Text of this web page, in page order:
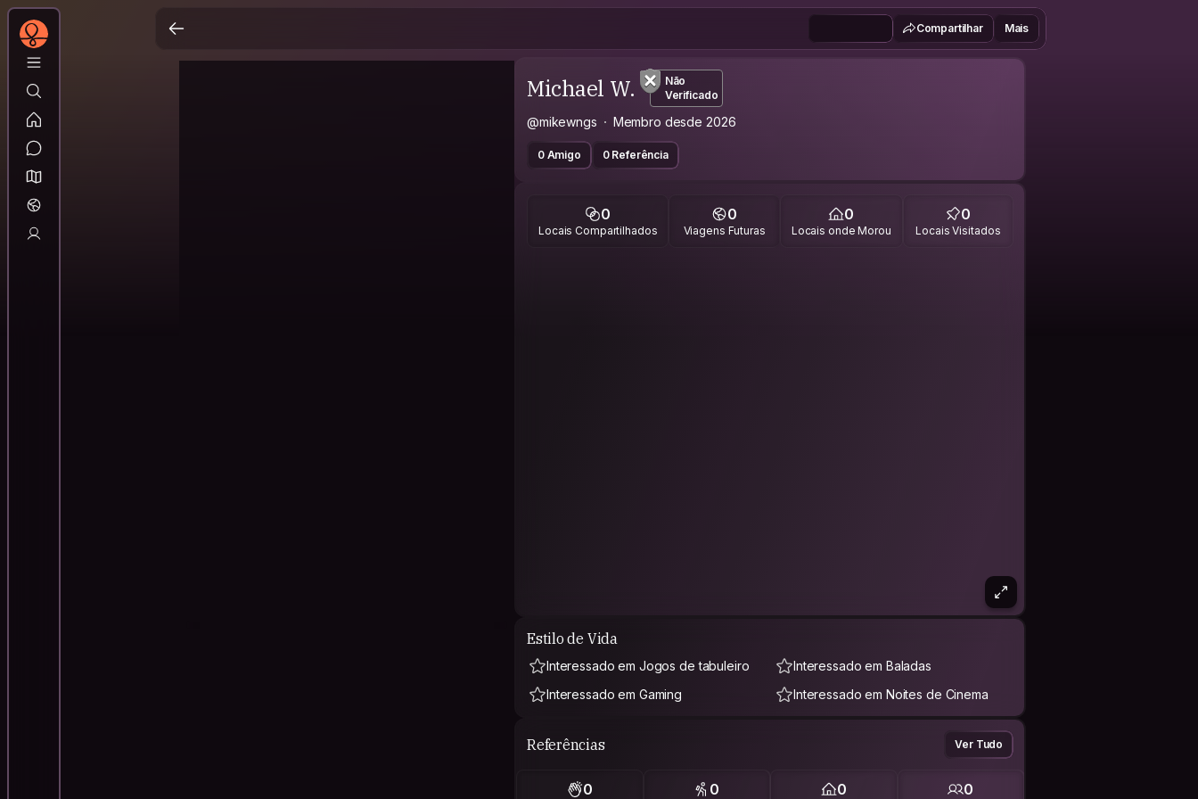
Compartilhar Mais
Michael W.
Não
Verificado
@mikewngs Membro desde 2026
0 Amigo 0 Referência
0
Locais Compartilhados
0
Viagens Futuras
0
Locais onde Morou
0
Locais Visitados
Estilo de Vida
Interessado em Jogos de tabuleiro
Interessado em Baladas
Interessado em Gaming
Interessado em Noites de Cinema
Referências Ver Tudo
0 0 0 0